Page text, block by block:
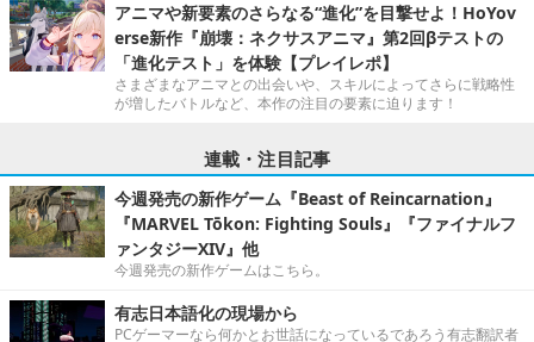
アニマや新要素のさらなる“進化”を目撃せよ！HoYov
erse新作『崩壊：ネクサスアニマ』第2回βテストの
「進化テスト」を体験【プレイレポ】
さまざまなアニマとの出会いや、スキルによってさらに戦略性
が増したバトルなど、本作の注目の要素に迫ります！
連載・注目記事
今週発売の新作ゲーム『Beast of Reincarnation』
『MARVEL Tōkon: Fighting Souls』『ファイナルフ
ァンタジーXIV』他
今週発売の新作ゲームはこちら。
有志日本語化の現場から
PCゲーマーなら何かとお世話になっているであろう有志翻訳者